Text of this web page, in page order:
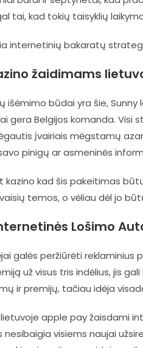
tai, kad tokių taisyklių
internetinių bakaratų
žaidimams
išėmimo būdai yra šie,
gera Belgijos komanda. Visi
įvairiais mėgstamų
pinigų ar asmeninės
kazino kad šis pakeitimas
temos, o vėliau dėl jo
Lošimo
galės peržiūrėti reklaminius
už visus tris indėlius, jis
ir premijų, tačiau idėja
apple pay žaisdami
visiems naujai